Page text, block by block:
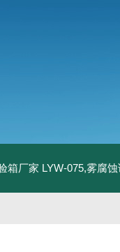
箱厂家 LYW-075,雾腐